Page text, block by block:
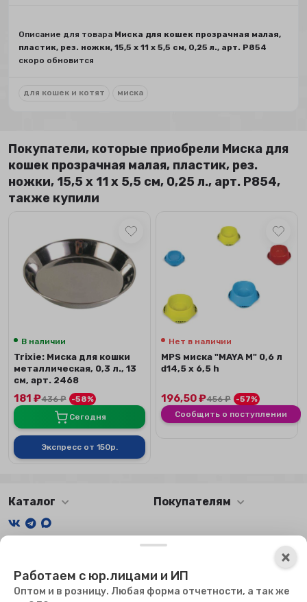
Описание для товара Миска для кошек прозрачная малая,
пластик, рез. ножки, 15,5 х 11 х 5,5 см, 0,25 л., арт. Р854
скоро обновится
для кошек и котят миска
Покупатели, которые приобрели Миска для
кошек прозрачная малая, пластик, рез.
ножки, 15,5 х 11 х 5,5 см, 0,25 л., арт. Р854,
также купили
В наличии
Trixie: Миска для кошки
металлическая, 0,3 л., 13
см, арт. 2468
181₽436₽
-58%
Сегодня
Экспресс от 150р.
Нет в наличии
MPS миска "MAYA M" 0,6 л
d14,5 x 6,5 h
196,50₽456₽
-57%
Сообщить о поступлении
Каталог Покупателям
Мы получаем и обрабатываем персональные данные
политикой. Если вы не даете согласия на обработку своих
персональных данных, вам необходимо покинуть наш сайт.
Работаем с юр.лицами и ИП
Оптом и в розницу. Любая форма отчетности, а так же
×